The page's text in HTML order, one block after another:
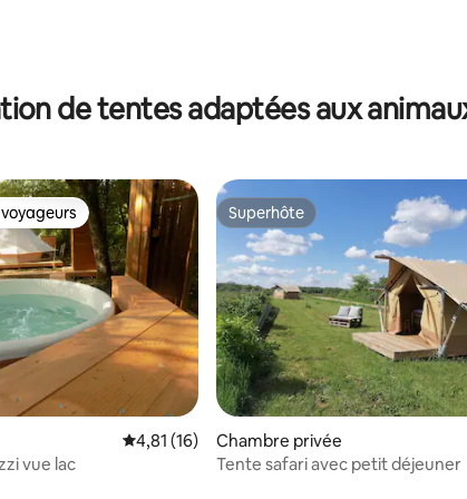
de tentes adaptées aux
de 58 commentaires : 4,91 sur 5
Évaluation moyenne sur la base de 16
4,81 (16)
vue lac
Superhôte
Superhôte
Chambre privée
Tente safari avec petit déjeuner